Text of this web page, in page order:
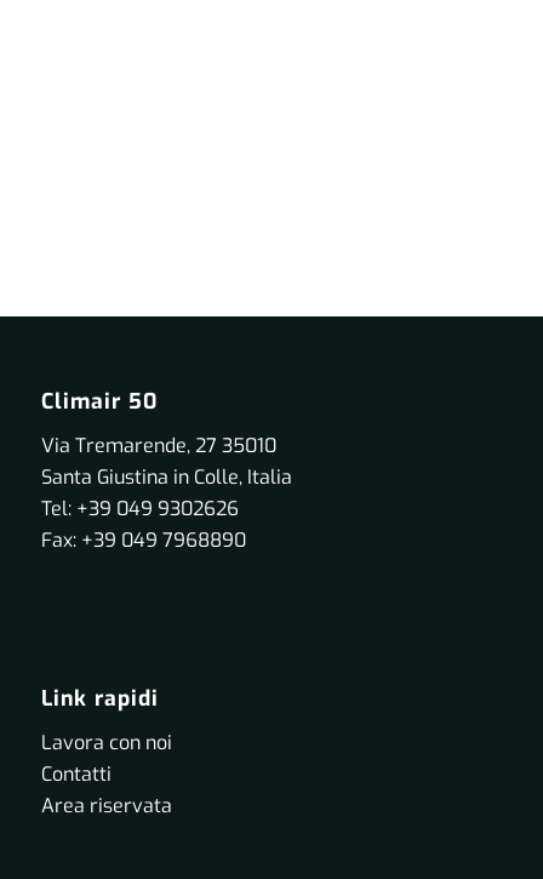
Climair 50
Via Tremarende, 27 35010
Santa Giustina in Colle, Italia
Tel: +39 049 9302626
Fax: +39 049 7968890
Link rapidi
Lavora con noi
Contatti
Area riservata